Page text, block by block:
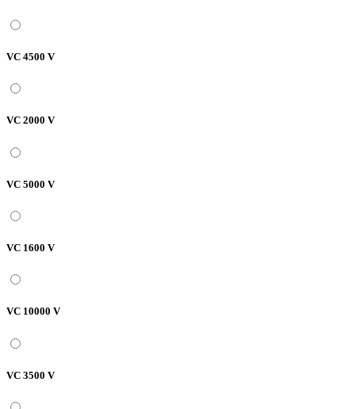
VC 4500 V
VC 2000 V
VC 5000 V
VC 1600 V
VC 10000 V
VC 3500 V